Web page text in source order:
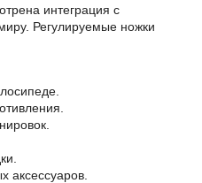
интеграция с
Регулируемые ножки
аксессуаров.